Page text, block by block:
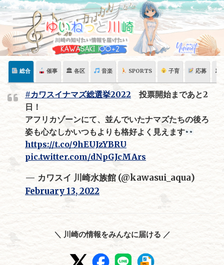
Skip
content
総合 催事 🏛 各区 音楽 SPORTS 子育 応募 🏛
#カワスイナマズ総選挙2022 投票開始まであと2
日！
アフリカゾーンにて、並んでいたナマズたちの後ろ
姿も心なしかいつもよりも格好よく見えます
https://t.co/9hEUJzYBRU
pic.twitter.com/dNpGJcMArs
— カワスイ 川崎水族館 (@kawasui_aqua)
February 13, 2022
＼ 川崎の情報をみんなに届ける ／